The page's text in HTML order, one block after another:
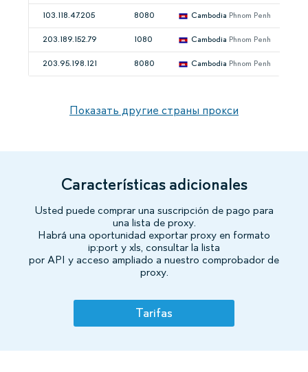
103.118.47.205 8080 Cambodia Phnom Penh
203.189.152.79 1080 Cambodia Phnom Penh
203.95.198.121 8080 Cambodia Phnom Penh
Показать другие страны прокси
Características adicionales
Usted puede comprar una suscripción de pago para
una lista de proxy.
Habrá una oportunidad exportar proxy en formato
ip:port y xls, consultar la lista
por API y acceso ampliado a nuestro comprobador de
proxy.
Tarifas